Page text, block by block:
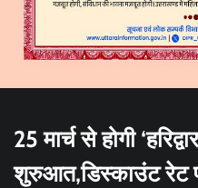
25 मार्च से होगी
शुरुआत,डिस्काउंट रेट